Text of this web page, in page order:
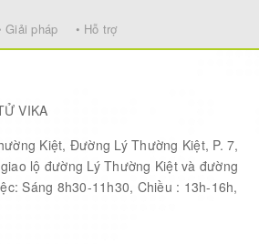
Giải pháp • Hỗ trợ
VIKA
Kiệt, Đường Lý Thường Kiệt, P. 7,
lộ đường Lý Thường Kiệt và đường
Sáng 8h30-11h30, Chiều : 13h-16h,